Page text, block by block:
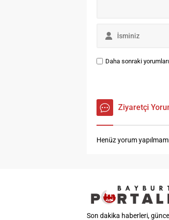
Daha sonraki
Ziyaretçi
Henüz yorum
Son dakika haberleri, güncel